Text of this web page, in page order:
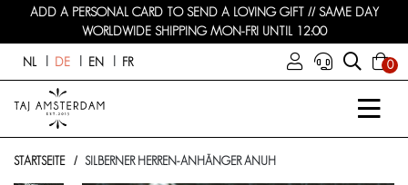
ADD A PERSONAL CARD TO SEND A LOVING GIFT // SAME DAY
WORLDWIDE SHIPPING MON-FRI UNTIL 12:00
NL DE EN FR 0
STARTSEITE SILBERNER HERREN-ANHÄNGER ANUH